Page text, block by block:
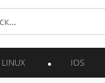
LINUX IOS